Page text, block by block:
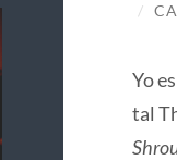
/
Yo
tal